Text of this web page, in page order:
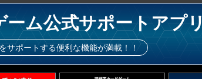
ーム公式サポートアプリ
サポートする便利な機能が満載！！